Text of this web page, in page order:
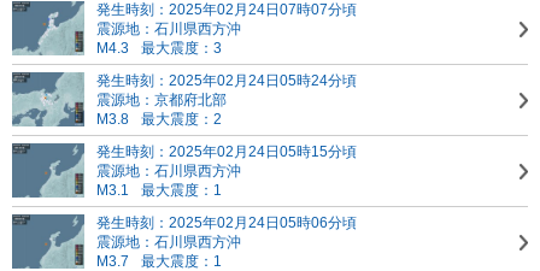
発生時刻：2025年02月24日07時07分頃
震源地：石川県西方沖
M4.3
最大震度：3
発生時刻：2025年02月24日05時24分頃
震源地：京都府北部
M3.8
最大震度：2
発生時刻：2025年02月24日05時15分頃
震源地：石川県西方沖
M3.1
最大震度：1
発生時刻：2025年02月24日05時06分頃
震源地：石川県西方沖
M3.7
最大震度：1